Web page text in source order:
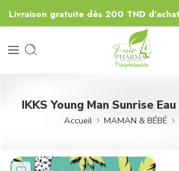
Livraison gratuite dès 200 TND d'achat
IKKS Young Man Sunrise
Accueil MAMAN & BÉBÉ